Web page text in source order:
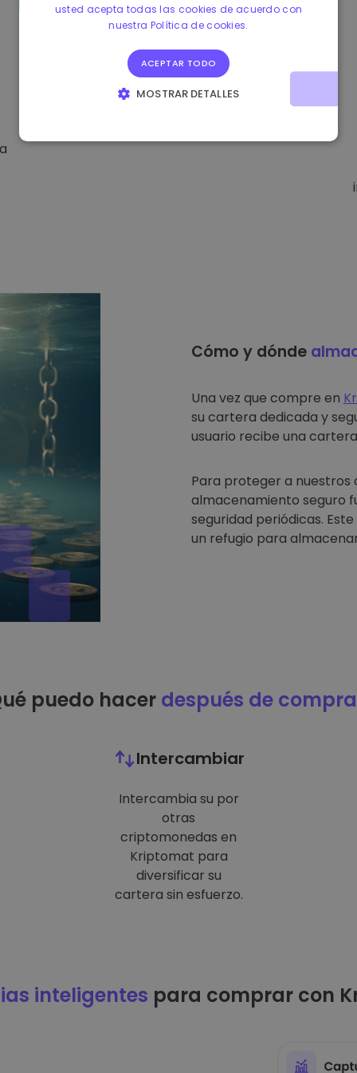
Cómo y dónde
Una vez que compre en
su cartera dedicada y
usuario recibe una
Para proteger a nuestros
almacenamiento seguro
seguridad periódicas.
un refugio para
puedo hacer después de
Intercambiar
Intercambia su por
otras
criptomonedas en
Kriptomat para
diversificar su
cartera sin esfuerzo.
inteligentes para comprar con
usted acepta todas las cookies de acuerdo con
nuestra Política de cookies.
ACEPTAR TODO
MOSTRAR DETALLES